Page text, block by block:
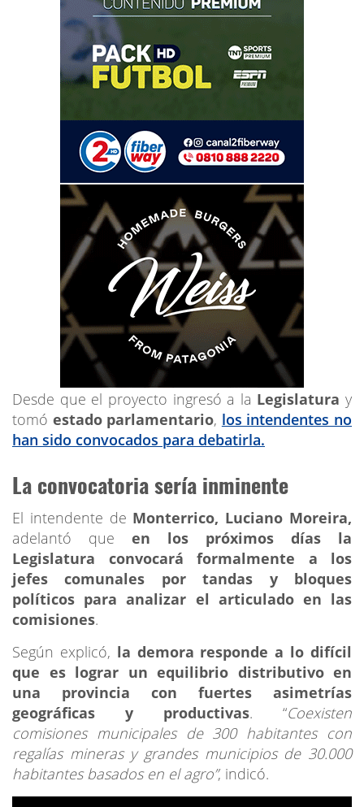
Desde que el proyecto ingresó a la Legislatura y
tomó estado parlamentario, los intendentes no
han sido convocados para debatirla.
La convocatoria sería inminente
El intendente de Monterrico, Luciano Moreira,
adelantó que en los próximos días la
Legislatura convocará formalmente a los
jefes comunales por tandas y bloques
políticos para analizar el articulado en las
comisiones.
Según explicó, la demora responde a lo difícil
que es lograr un equilibrio distributivo en
una provincia con fuertes asimetrías
geográficas y productivas. “Coexisten
comisiones municipales de 300 habitantes con
regalías mineras y grandes municipios de 30.000
habitantes basados en el agro”, indicó.